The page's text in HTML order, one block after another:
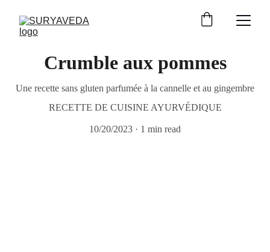
Crumble aux pommes
Une recette sans gluten parfumée à la cannelle et au gingembre
RECETTE DE CUISINE AYURVÉDIQUE
10/20/2023 1 min read